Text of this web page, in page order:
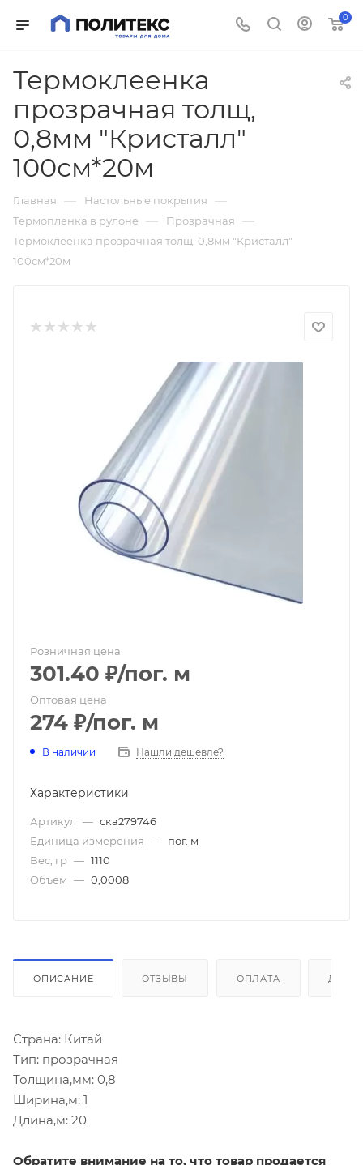
0
Термоклеенка
прозрачная толщ,
0,8мм "Кристалл"
100см*20м
Главная — Настольные покрытия —
Термопленка в рулоне — Прозрачная —
Термоклеенка прозрачная толщ, 0,8мм "Кристалл"
100см*20м
Розничная цена
301.40 ₽/пог. м
Оптовая цена
274 ₽/пог. м
В наличии Нашли дешевле?
Характеристики
Артикул — ска279746
Единица измерения — пог. м
Вес, гр — 1110
Объем — 0,0008
ОПИСАНИЕ ОТЗЫВЫ ОПЛАТА
Страна: Китай
Тип: прозрачная
Толщина,мм: 0,8
Ширина,м: 1
Длина,м: 20
Обратите внимание на то, что товар продается